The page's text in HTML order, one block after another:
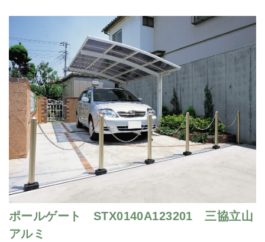
ポールゲート STX0140A123201 三協立山
アルミ